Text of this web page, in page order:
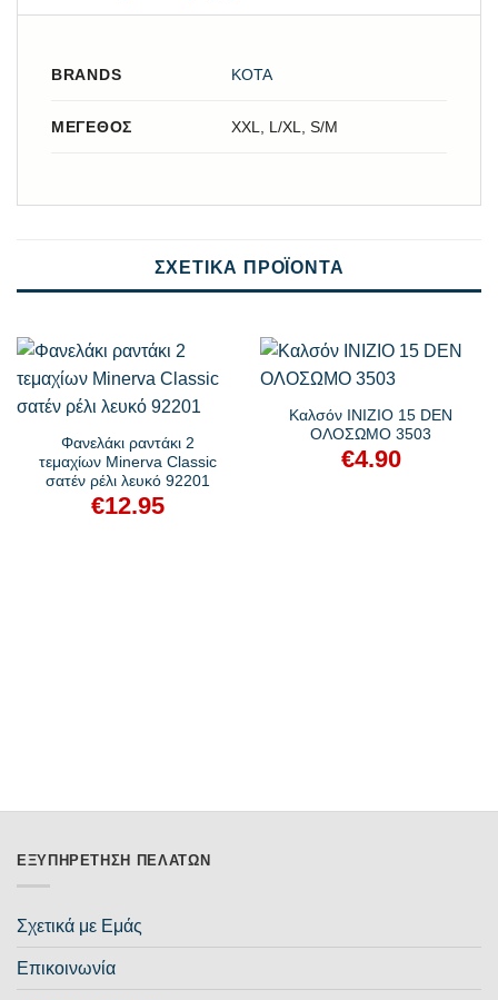
BRANDS KOTA
ΜΈΓΕΘΟΣ XXL, L/XL, S/M
ΣΧΕΤΙΚΆ ΠΡΟΪΌΝΤΑ
Φανελάκι ραντάκι 2
τεμαχίων Minerva Classic
σατέν ρέλι λευκό 92201
€12.95
Kαλσόν INIZIO 15 DEN
ΟΛΟΣΩΜΟ 3503
€4.90
ΕΞΥΠΗΡΈΤΗΣΗ ΠΕΛΑΤΏΝ
Σχετικά με Εμάς
Επικοινωνία